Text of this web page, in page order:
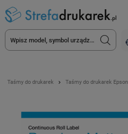
Taśmy do drukarek Taśmy do drukarek Epson